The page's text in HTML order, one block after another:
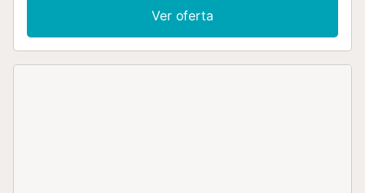
ocupantes debe coincidir siempre con el indicado en la
reserva. Cualquier huésped adicional debe comunicarse
con antelación, ya que la capacidad máxima está definida
Ver oferta